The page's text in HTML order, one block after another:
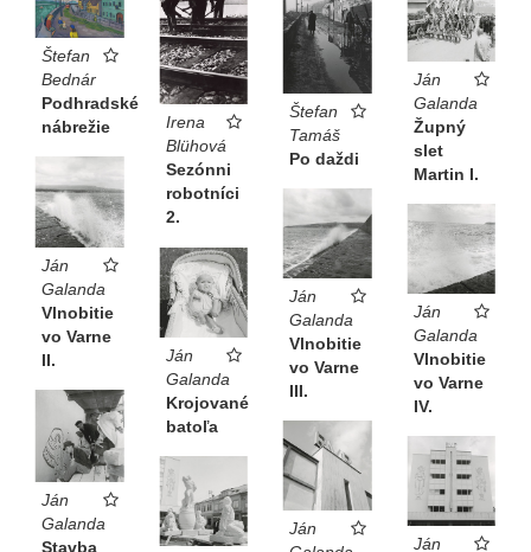
„fotografujúcich turistov“ na Slovensku – Ján Galanda.
Na jeho fotografii vidno iba vzducholoď na pozadí
prázdnej oblohy a pokojnej morskej hladiny.
Aurel Hrabušický ●Katalóg k výstave Nové Slovensko
(2012)
Štefan
Bednár
Podhradské
nábrežie
Irena
Blühová
Sezónni
robotníci
2.
Štefan
Tamáš
Po daždi
Ján
Galanda
Župný
slet
Martin I.
Ján
Galanda
Vlnobitie
vo Varne
II.
Ján
Galanda
Vlnobitie
vo Varne
III.
Ján
Galanda
Vlnobitie
vo Varne
IV.
Ján
Galanda
Krojované
batoľa
Ján
Galanda
Stavba
Ján
Ján